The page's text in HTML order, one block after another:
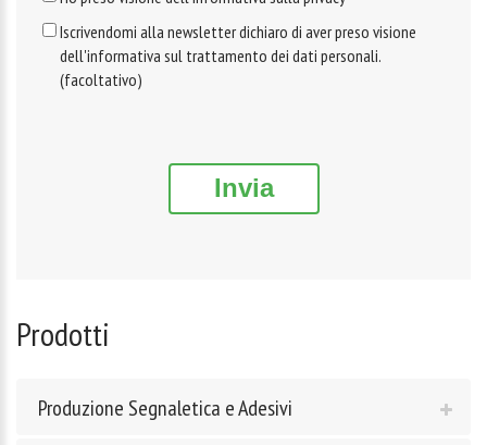
Iscrivendomi alla newsletter dichiaro di aver preso visione
dell'informativa sul trattamento dei dati personali.
(facoltativo)
Invia
Prodotti
Produzione Segnaletica e Adesivi